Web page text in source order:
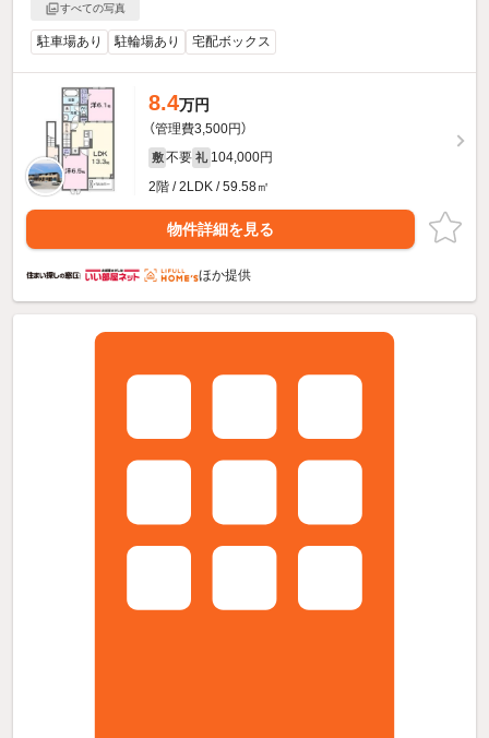
すべての写真
駐車場あり 駐輪場あり 宅配ボックス
8.4万円
（管理費3,500円）
敷 不要 礼 104,000円
2階 / 2LDK / 59.58㎡
物件詳細を見る
ほか提供